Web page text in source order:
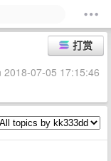
打赏
2018-07-05 17:15:46